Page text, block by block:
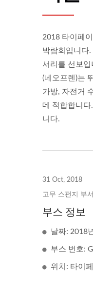
2018 타이페
박람회입니다.
서리를 선보입
(네오프렌)는
가방, 자전거
데 적합합니
니다.
31 Oct, 2018
고무 스펀지 부서
부스 정보
날짜: 2018
부스 번호:
위치: 타이